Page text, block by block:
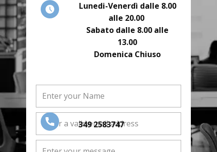
Lunedi-Venerdì dalle 8.00
alle 20.00
Sabato dalle 8.00 alle
13.00
Domenica Chiuso
349 2583747